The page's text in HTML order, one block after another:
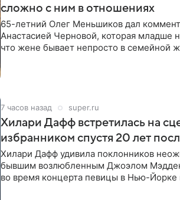
сложно с ним в отношениях
65-летний Олег Меньшиков дал
Анастасией Черновой, которая младше
что жене бывает непросто в семейной
7 часов назад super.ru
Хилари Дафф встретилась на
избранником спустя 20 лет
Хилари Дафф удивила поклонников
бывшим возлюбленным Джоэлом
во время концерта певицы в Нью-Йорке